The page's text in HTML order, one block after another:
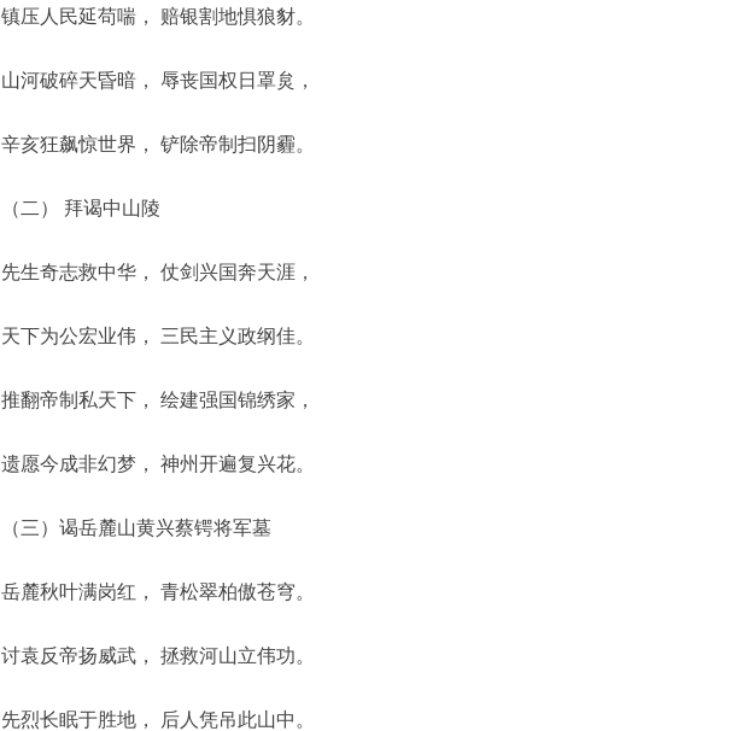
镇压人民延苟喘， 赔银割地惧狼豺。
山河破碎天昏暗， 辱丧国权日罩炱，
辛亥狂飙惊世界， 铲除帝制扫阴霾。
（二） 拜谒中山陵
先生奇志救中华， 仗剑兴国奔天涯，
天下为公宏业伟， 三民主义政纲佳。
推翻帝制私天下， 绘建强国锦绣家，
遗愿今成非幻梦， 神州开遍复兴花。
（三）谒岳麓山黄兴蔡锷将军墓
岳麓秋叶满岗红， 青松翠柏傲苍穹。
讨袁反帝扬威武， 拯救河山立伟功。
先烈长眠于胜地， 后人凭吊此山中。